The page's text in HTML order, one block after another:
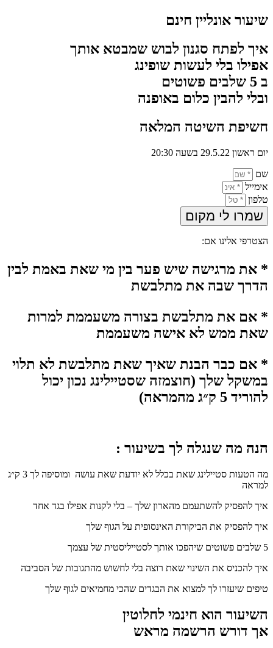
שיעור אונליין חינם
איך לפתח סגנון לבוש שמבטא אותך
אפילו בלי לעשות שופינג
ב 5 שלבים פשוטים
ובלי להבין כלום באופנה
חשיפת השיטה המלאה
יום ראשון 29.5.22 בשעה 20:30
שם
אימייל
טלפון
שמרו לי מקום
הצטרפי אלינו אם:
* את מרגישה שיש פער בין מי שאת באמת לבין
הדרך שבה את מתלבשת
* אם את מתלבשת בצורה משעממת למרות
שאת ממש לא אישה משעממת
* אם כבר הבנת שאיך שאת מתלבשת לא תלוי
במשקל שלך (חוצמזה שסטיילינג נכון יכול
להוריד 5 ק״ג מהמראה)
הנה מה שנגלה לך בשיעור :
מה הטעות סטיילינג שאת בכלל לא יודעת שאת עושה ומוסיפה לך 3 ק״ג
למראה
איך להפסיק להשתעמם מהארון שלך – בלי לקנות אפילו בגד אחד
איך להפסיק את הביקורת האינסופית על הגוף שלך
5 שלבים פשוטים שיהפכו אותך לסטייליסטית של עצמך
איך להכניס את השינוי שאת רוצה בלי לחשוש מהתגובות של הסביבה
טיפים שיעזרו לך למצוא את הבגדים שהכי מחמיאים לגוף שלך
השיעור הוא חינמי לחלוטין
אך דורש הרשמה מראש